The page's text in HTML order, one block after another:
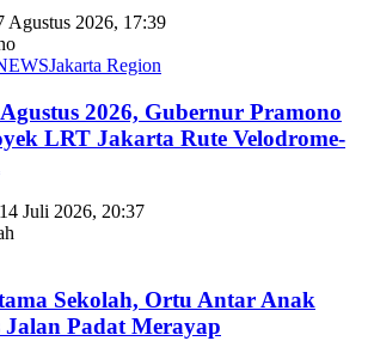
Agustus 2026, 17:39
Jakarta Region
2026, Gubernur Pramono
LRT Jakarta Rute Velodrome-
Juli 2026, 20:37
Sekolah, Ortu Antar Anak
Padat Merayap